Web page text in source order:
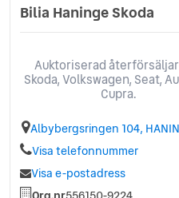
Bilia Haninge Skoda
Auktoriserad
Skoda, Volkswagen, Seat,
Cupra.
Albybergsringen 104,
Visa telefonnummer
Visa e-postadress